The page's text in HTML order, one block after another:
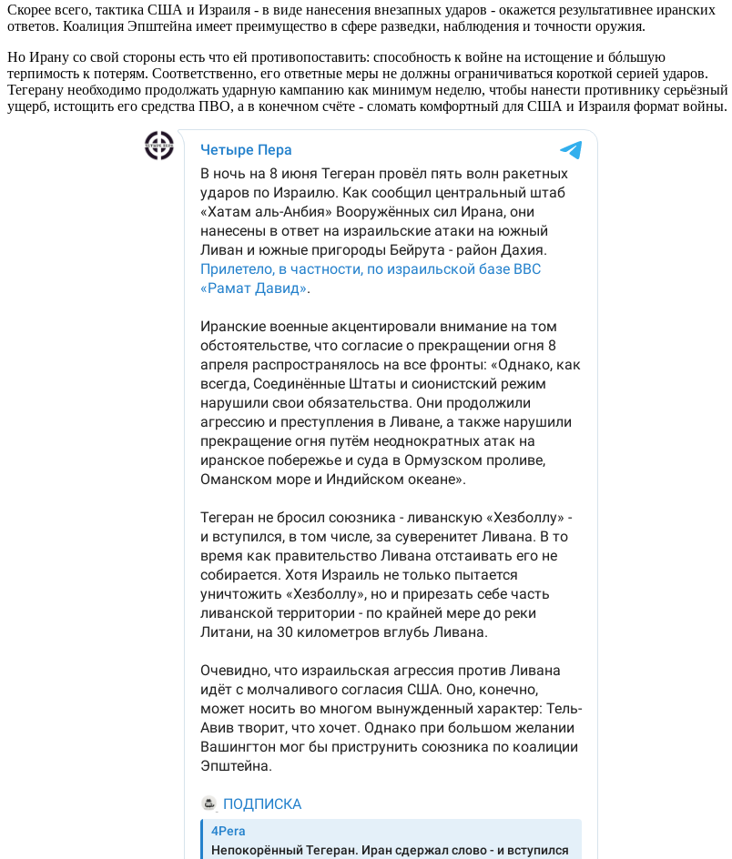
Скорее всего, тактика США и Израиля - в виде нанесения внезапных ударов - окажется результативнее иранских
ответов. Коалиция Эпштейна имеет преимущество в сфере разведки, наблюдения и точности оружия.
Но Ирану со свой стороны есть что ей противопоставить: cпособность к войне на истощение и бóльшую
терпимость к потерям. Соответственно, его ответные меры не должны ограничиваться короткой серией ударов.
Тегерану необходимо продолжать ударную кампанию как минимум неделю, чтобы нанести противнику серьёзный
ущерб, истощить его средства ПВО, а в конечном счёте - сломать комфортный для США и Израиля формат войны.